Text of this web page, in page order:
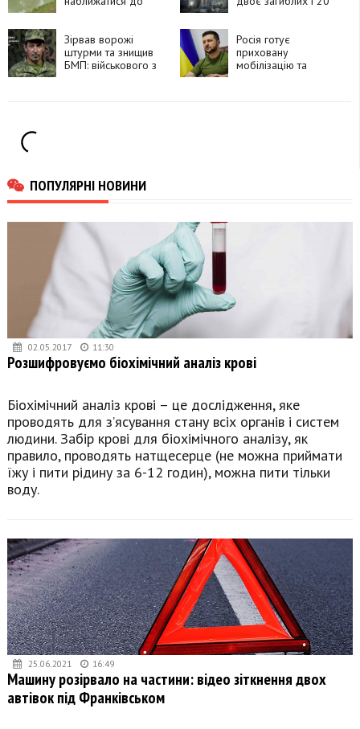
Зірвав ворожі
штурми та знищив
БМП: військового з
Росія готує
приховану
мобілізацію та
ПОПУЛЯРНІ НОВИНИ
02.05.2017 11:30
Розшифровуємо біохімічний аналіз крові
Біохімічний аналіз крові – це дослідження, яке
проводять для з’ясування стану всіх органів і систем
людини. Забір крові для біохімічного аналізу, як
правило, проводять натщесерце (не можна приймати
їжу і пити рідину за 6-12 годин), можна пити тільки
воду.
25.06.2021 16:49
Машину розірвало на частини: відео зіткнення двох
автівок під Франківськом